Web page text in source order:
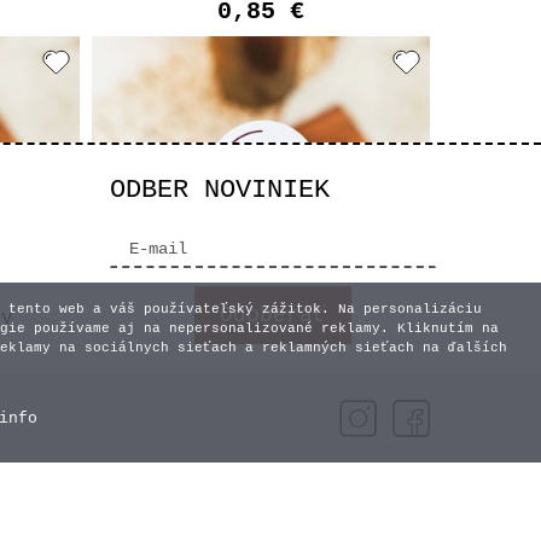
0,85 €
Nálepky na obálky -
0,25 €
ODBER NOVINIEK
tento web a váš používateľský zážitok. Na personalizáciu
používame aj na nepersonalizované reklamy. Kliknutím na
na sociálnych sieťach a reklamných sieťach na ďalších